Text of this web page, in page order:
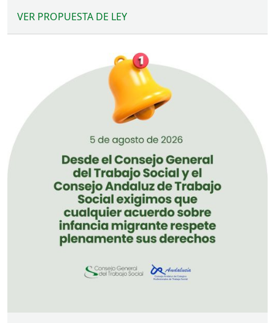
VER PROPUESTA DE LEY